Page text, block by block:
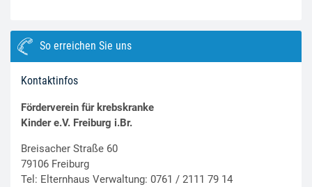
So erreichen Sie uns
Kontaktinfos
Förderverein für krebskranke
Kinder e.V. Freiburg i.Br.
Breisacher Straße 60
79106 Freiburg
Tel: Elternhaus Verwaltung: 0761 / 2111 79 14